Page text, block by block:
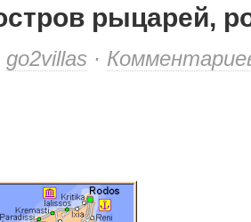
рыцарей,
go2villas ·